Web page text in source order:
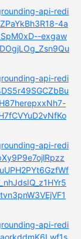
api-redi
4a
exgaw
api-redi
api-redi
api-redi